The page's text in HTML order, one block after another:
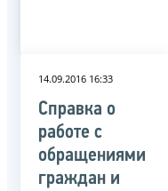
14.09.2016 16:33
Справка о
работе с
обращениями
граждан и